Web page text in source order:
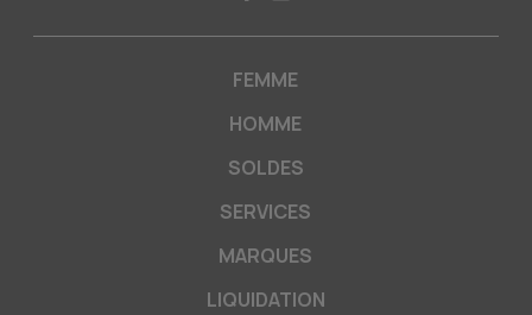
FEMME
HOMME
SOLDES
SERVICES
MARQUES
LIQUIDATION